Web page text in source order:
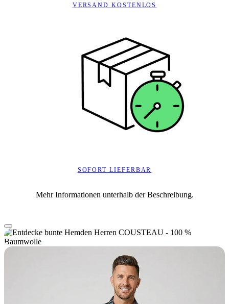
VERSAND KOSTENLOS
SOFORT LIEFERBAR
Mehr Informationen unterhalb der Beschreibung.